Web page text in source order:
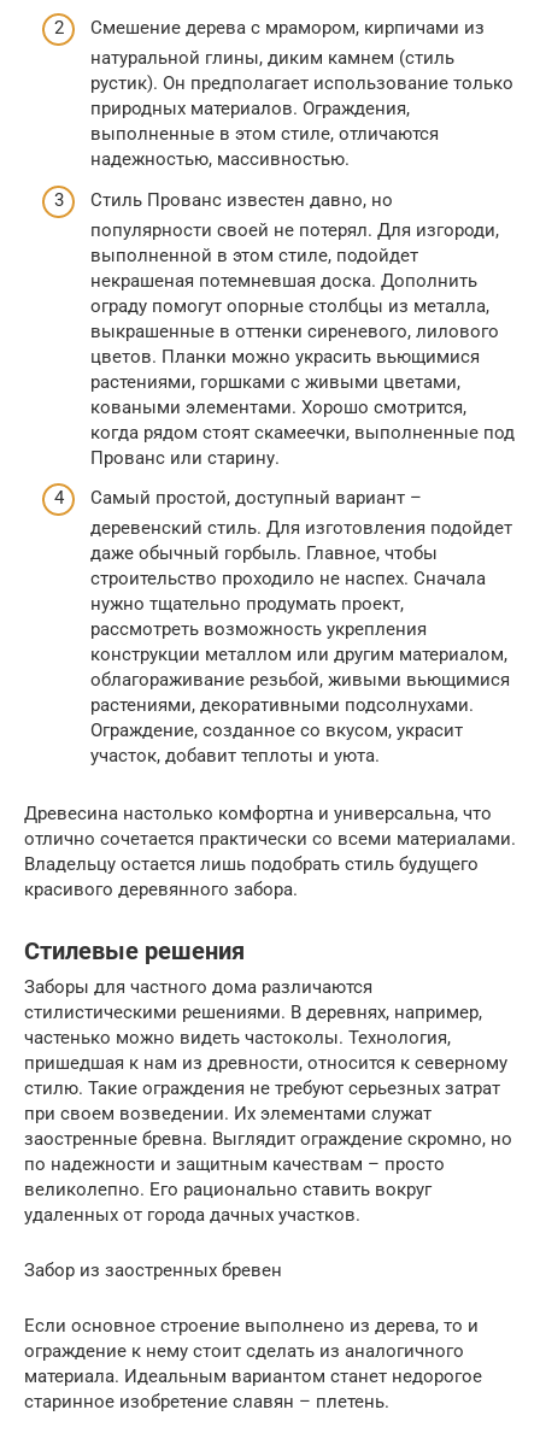
Смешение дерева с мрамором, кирпичами из
натуральной глины, диким камнем (стиль
рустик). Он предполагает использование только
природных материалов. Ограждения,
выполненные в этом стиле, отличаются
надежностью, массивностью.
Стиль Прованс известен давно, но
популярности своей не потерял. Для изгороди,
выполненной в этом стиле, подойдет
некрашеная потемневшая доска. Дополнить
ограду помогут опорные столбцы из металла,
выкрашенные в оттенки сиреневого, лилового
цветов. Планки можно украсить вьющимися
растениями, горшками с живыми цветами,
коваными элементами. Хорошо смотрится,
когда рядом стоят скамеечки, выполненные под
Прованс или старину.
Самый простой, доступный вариант –
деревенский стиль. Для изготовления подойдет
даже обычный горбыль. Главное, чтобы
строительство проходило не наспех. Сначала
нужно тщательно продумать проект,
рассмотреть возможность укрепления
конструкции металлом или другим материалом,
облагораживание резьбой, живыми вьющимися
растениями, декоративными подсолнухами.
Ограждение, созданное со вкусом, украсит
участок, добавит теплоты и уюта.
Древесина настолько комфортна и универсальна, что
отлично сочетается практически со всеми материалами.
Владельцу остается лишь подобрать стиль будущего
красивого деревянного забора.
Стилевые решения
Заборы для частного дома различаются
стилистическими решениями. В деревнях, например,
частенько можно видеть частоколы. Технология,
пришедшая к нам из древности, относится к северному
стилю. Такие ограждения не требуют серьезных затрат
при своем возведении. Их элементами служат
заостренные бревна. Выглядит ограждение скромно, но
по надежности и защитным качествам – просто
великолепно. Его рационально ставить вокруг
удаленных от города дачных участков.
Забор из заостренных бревен
Если основное строение выполнено из дерева, то и
ограждение к нему стоит сделать из аналогичного
материала. Идеальным вариантом станет недорогое
старинное изобретение славян – плетень.